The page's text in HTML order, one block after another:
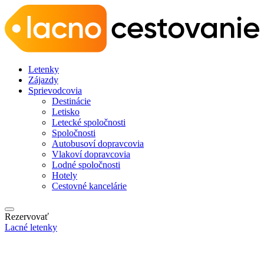
Letenky
Zájazdy
Sprievodcovia
Destinácie
Letisko
Letecké spoločnosti
Spoločnosti
Autobusoví dopravcovia
Vlakoví dopravcovia
Lodné spoločnosti
Hotely
Cestovné kancelárie
Rezervovať
Lacné letenky